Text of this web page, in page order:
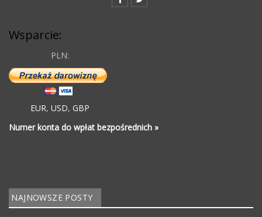
Wsparcie:
PLN:
EUR, USD, GBP
Numer konta do wpłat bezpośrednich »
NAJNOWSZE POSTY